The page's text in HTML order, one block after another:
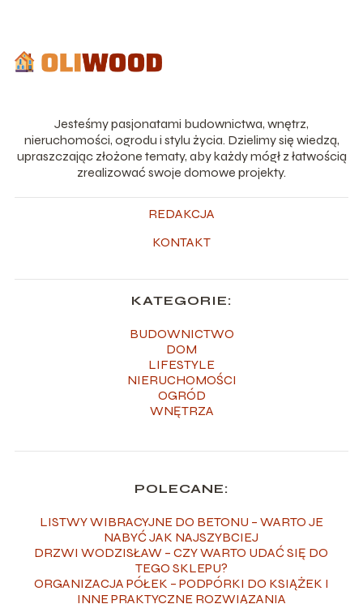
Jesteśmy pasjonatami budownictwa, wnętrz,
nieruchomości, ogrodu i stylu życia. Dzielimy się wiedzą,
upraszczając złożone tematy, aby każdy mógł z łatwością
zrealizować swoje domowe projekty.
REDAKCJA
KONTAKT
KATEGORIE:
BUDOWNICTWO
DOM
LIFESTYLE
NIERUCHOMOŚCI
OGRÓD
WNĘTRZA
POLECANE:
LISTWY WIBRACYJNE DO BETONU – WARTO JE
NABYĆ JAK NAJSZYBCIEJ
DRZWI WODZISŁAW – CZY WARTO UDAĆ SIĘ DO
TEGO SKLEPU?
ORGANIZACJA PÓŁEK – PODPÓRKI DO KSIĄŻEK I
INNE PRAKTYCZNE ROZWIĄZANIA